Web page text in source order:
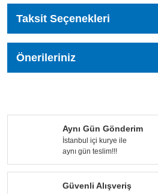
Taksit Seçenekleri
Önerileriniz
Aynı Gün Gönderim
İstanbul içi kurye ile
aynı gün teslim!!!
Güvenli Alışveriş